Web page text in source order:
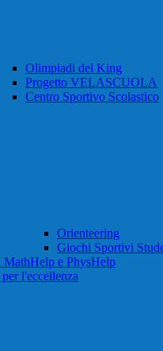
Olimpiadi del King
Progetto VELASCUOLA
Centro Sportivo Scolastico
Orienteering
Giochi Sportivi
MathHelp e PhysHelp
l'eccellenza